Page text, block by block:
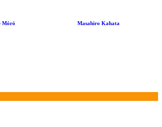
Móró Masahiro Kahata